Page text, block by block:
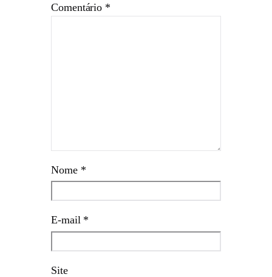
Comentário *
Nome *
E-mail *
Site